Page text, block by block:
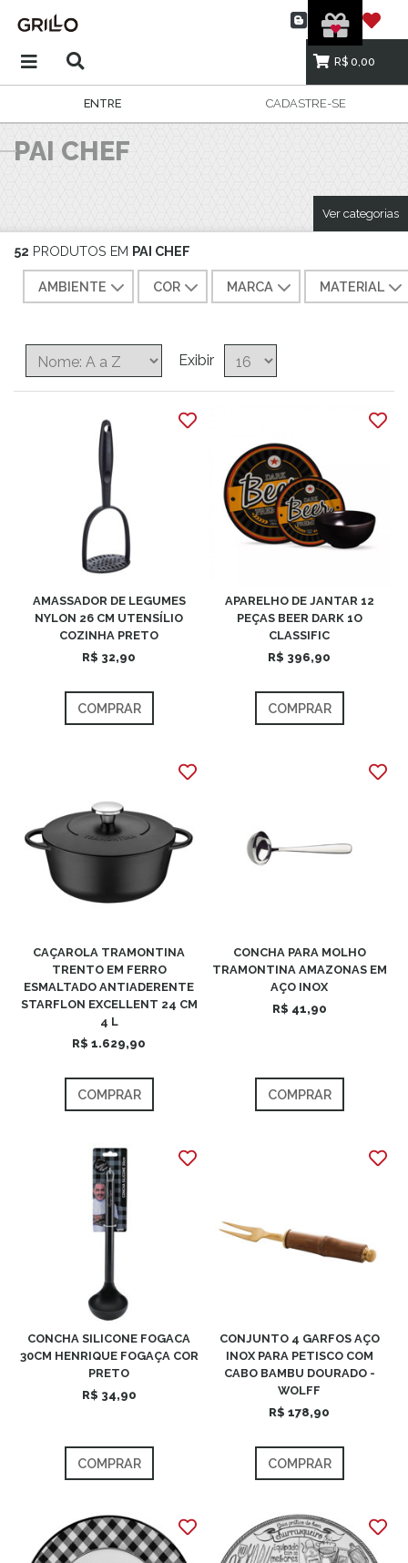
R$ 0,00
ENTRE CADASTRE-SE
PAI CHEF
Ver categorias
52 PRODUTOS EM PAI CHEF
AMBIENTE COR MARCA MATERIAL
Exibir
AMASSADOR DE LEGUMES
NYLON 26 CM UTENSÍLIO
COZINHA PRETO
R$ 32,90
COMPRAR
APARELHO DE JANTAR 12
PEÇAS BEER DARK 1O
CLASSIFIC
R$ 396,90
COMPRAR
CAÇAROLA TRAMONTINA
TRENTO EM FERRO
ESMALTADO ANTIADERENTE
STARFLON EXCELLENT 24 CM
4 L
R$ 1.629,90
COMPRAR
CONCHA PARA MOLHO
TRAMONTINA AMAZONAS EM
AÇO INOX
R$ 41,90
COMPRAR
CONCHA SILICONE FOGACA
30CM HENRIQUE FOGAÇA COR
PRETO
R$ 34,90
COMPRAR
CONJUNTO 4 GARFOS AÇO
INOX PARA PETISCO COM
CABO BAMBU DOURADO -
WOLFF
R$ 178,90
COMPRAR